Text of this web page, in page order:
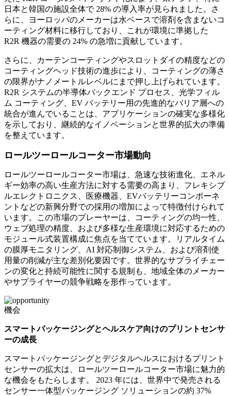
日本と韓国の施設全体で 28% の導入率が見られました。さ
らに、ヨーロッパのメーカーは水ベースで溶剤を含まないコ
ーティング材料に移行しており、これが環境に準拠した
R2R 機器の需要の 24% の急増に貢献しています。
さらに、カーテンコーティングやスロットダイの精度などの
コーティングヘッド技術の進歩により、コーティングの薄さ
の限界がナノメートルレベルにまで押し上げられています。
R2R システムの半導体バックエンド プロセス、光学フィル
ム コーティング、EV バッテリー用の先進的なバリア層への
統合が進んでいることは、アプリケーションの確実な多様化
を示しており、継続的なイノベーションと世界的拡大の準備
を整えています。
ロールツーロールコーター市場動向
ロールツーロールコーター市場は、急速な技術進化、エネル
ギー効率の高い生産方法に対する需要の高まり、フレキシブ
ルエレクトロニクス、医療機器、EVバッテリーコンポーネ
ントなどの新興分野での採用の増加によって特徴付けられて
います。この市場のプレーヤーは、コーティングの均一性、
ウェブ処理の精度、および多様な生産環境に対応するための
モジュール式装置構成に焦点を当てています。リアルタイム
の膜厚モニタリング、AI 対応制御システム、および溶剤使
用量の削減が主な差別化要因です。世界的なサプライチェー
ンの変化と持続可能性に関する規制も、地域全体のメーカー
やサプライヤーの競争戦略を形作っています。
機会
スマートパッケージングとヘルスケア向けのプリントセンサ
ーの成長
スマートパッケージングとデジタルヘルスにおけるプリント
センサーの拡大は、ロールツーロールコーター市場に魅力的
な機会をもたらします。 2023 年には、世界中で発売される
センサー一体型パッケージング ソリューションの約 37%